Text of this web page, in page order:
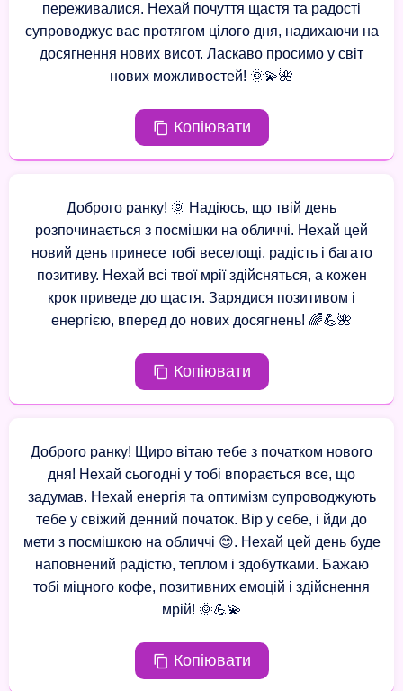
переживалися. Нехай почуття щастя та радості
супроводжує вас протягом цілого дня, надихаючи на
досягнення нових висот. Ласкаво просимо у світ
нових можливостей! 🌞💫🌺
Копіювати
Доброго ранку! 🌞 Надіюсь, що твій день
розпочинається з посмішки на обличчі. Нехай цей
новий день принесе тобі веселощі, радість і багато
позитиву. Нехай всі твої мрії здійсняться, а кожен
крок приведе до щастя. Зарядися позитивом і
енергією, вперед до нових досягнень! 🌈💪🌺
Копіювати
Доброго ранку! Щиро вітаю тебе з початком нового
дня! Нехай сьогодні у тобі впорається все, що
задумав. Нехай енергія та оптимізм супроводжують
тебе у свіжий денний початок. Вір у себе, і йди до
мети з посмішкою на обличчі 😊. Нехай цей день буде
наповнений радістю, теплом і здобутками. Бажаю
тобі міцного кофе, позитивних емоцій і здійснення
мрій! 🌞💪💫
Копіювати